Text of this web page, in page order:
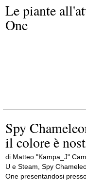
Le piante
One
Spy
il colore è
di Matteo "Kampa_J"
U e Steam, Spy
One presentandosi